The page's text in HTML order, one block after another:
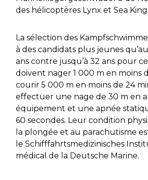
des hélicoptères Lynx et Sea King.
La sélection des
à des candidats plus jeunes qu’au
ans contre jusqu’à 32 ans pour
doivent nager 1 000 m en moins
courir 5 000 m en moins de 24
effectuer une nage de 30 m en
équipement et une apnée
60 secondes. Leur condition
la plongée et au parachutisme
le Schifffahrtsmedizinisches
médical de la Deutsche Marine.